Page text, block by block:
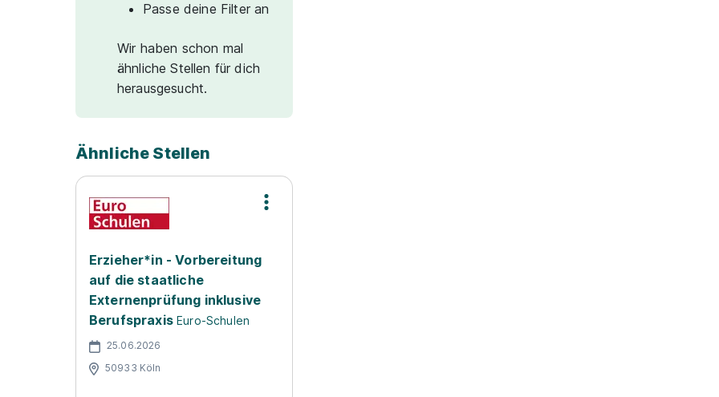
Passe deine Filter an
Wir haben schon mal
ähnliche Stellen für dich
herausgesucht.
Ähnliche Stellen
Erzieher*in - Vorbereitung
auf die staatliche
Externenprüfung inklusive
Berufspraxis Euro-Schulen
25.06.2026
50933 Köln